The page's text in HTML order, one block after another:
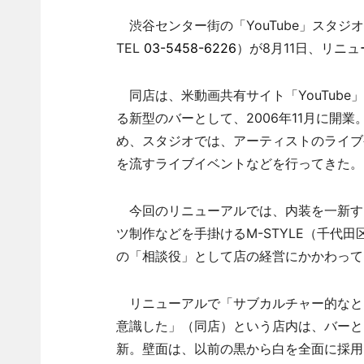
渋谷センター街の「YouTube」スタジ
TEL 03-5458-6226）が8月11日、リニ
同店は、米動画共有サイト「YouTube
る新型のバーとして、2006年11月に開業
め、スタジオでは、アーティストのライ
を流すライブイベントなどを行ってきた。
今回のリニューアルでは、内装を一新
ツ制作などを手掛けるM-STYLE（千代田
の「相談役」として店の経営にかかわっ
リニューアルで「サブカルチャー的な
意識した」（同店）という店内は、バー
新。壁面は、以前の黒から白を全面に採